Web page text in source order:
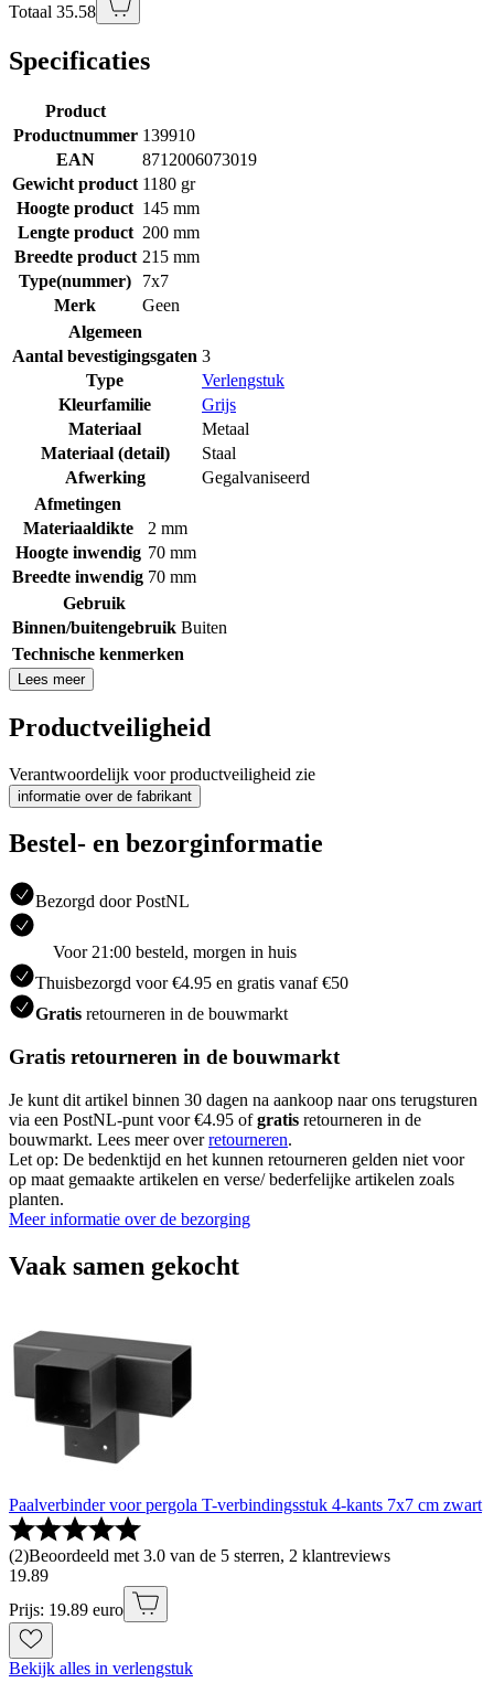
Totaal 35.58
Specificaties
Product
Productnummer 139910
EAN
8712006073019
Gewicht product 1180 gr
Hoogte product 145 mm
Lengte product 200 mm
Breedte product 215 mm
Type(nummer)
7x7
Merk
Geen
Algemeen
Aantal bevestigingsgaten 3
Type
Verlengstuk
Kleurfamilie
Grijs
Materiaal
Metaal
Materiaal (detail)
Staal
Afwerking
Gegalvaniseerd
Afmetingen
Materiaaldikte
2 mm
Hoogte inwendig 70 mm
Breedte inwendig 70 mm
Gebruik
Binnen/buitengebruik Buiten
Technische kenmerken
Lees meer
Productveiligheid
Verantwoordelijk voor productveiligheid zie
informatie over de fabrikant
Bestel- en bezorginformatie
Bezorgd door PostNL
Voor 21:00 besteld, morgen in huis
Thuisbezorgd voor €4.95 en gratis vanaf €50
Gratis retourneren in de bouwmarkt
Gratis retourneren in de bouwmarkt
Je kunt dit artikel binnen 30 dagen na aankoop naar ons terugsturen
via een PostNL-punt voor €4.95 ofgratis retourneren in de
bouwmarkt. Lees meer overretourneren.
Let op: De bedenktijd en het kunnen retourneren gelden niet voor
op maat gemaakte artikelen en verse/ bederfelijke artikelen zoals
planten.
Meer informatie over de bezorging
Vaak samen gekocht
Paalverbinder voor pergola T-verbindingsstuk 4-kants 7x7 cm zwart
(2)Beoordeeld met 3.0 van de 5 sterren, 2 klantreviews
19.89
Prijs: 19.89 euro
Bekijk alles in verlengstuk